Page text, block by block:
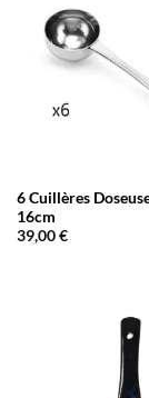
6 Cuillères
16cm
39,00€